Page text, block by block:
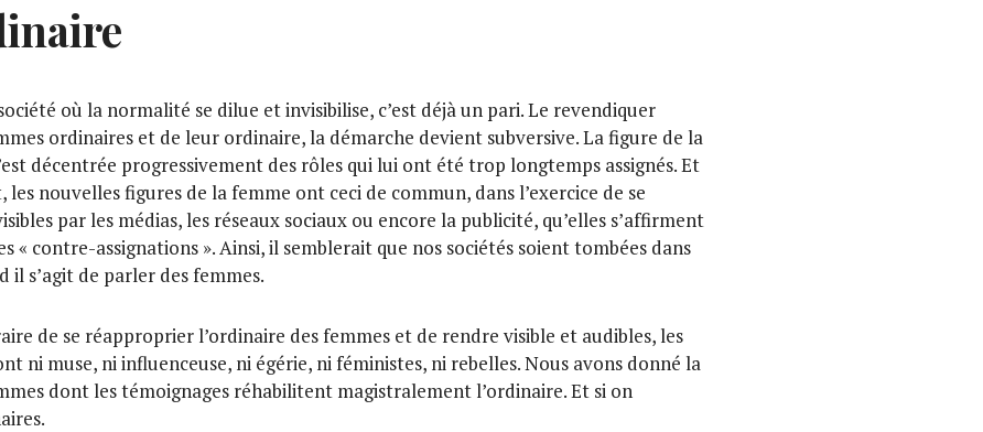
où la normalité se dilue et invisibilise, c’est déjà un pari. Le revendiquer
ordinaires et de leur ordinaire, la démarche devient subversive. La figure de la
décentrée progressivement des rôles qui lui ont été trop longtemps assignés. Et
nouvelles figures de la femme ont ceci de commun, dans l’exercice de se
par les médias, les réseaux sociaux ou encore la publicité, qu’elles s’affirment
« contre-assignations ». Ainsi, il semblerait que nos sociétés soient tombées dans
il s’agit de parler des femmes.
de se réapproprier l’ordinaire des femmes et de rendre visible et audibles, les
ni muse, ni influenceuse, ni égérie, ni féministes, ni rebelles. Nous avons donné la
dont les témoignages réhabilitent magistralement l’ordinaire. Et si on